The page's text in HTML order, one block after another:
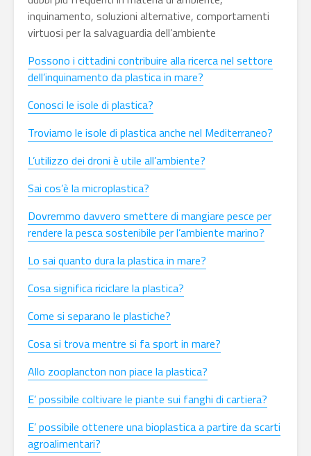
inquinamento, soluzioni alternative, comportamenti
virtuosi per la salvaguardia dell’ambiente
Possono i cittadini contribuire alla ricerca nel settore
dell’inquinamento da plastica in mare?
Conosci le isole di plastica?
Troviamo le isole di plastica anche nel Mediterraneo?
L’utilizzo dei droni è utile all’ambiente?
Sai cos’è la microplastica?
Dovremmo davvero smettere di mangiare pesce per
rendere la pesca sostenibile per l’ambiente marino?
Lo sai quanto dura la plastica in mare?
Cosa significa riciclare la plastica?
Come si separano le plastiche?
Cosa si trova mentre si fa sport in mare?
Allo zooplancton non piace la plastica?
E’ possibile coltivare le piante sui fanghi di cartiera?
E’ possibile ottenere una bioplastica a partire da scarti
agroalimentari?